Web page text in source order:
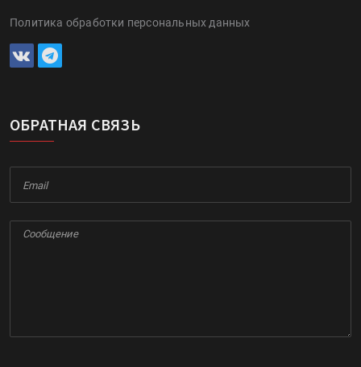
Политика обработки персональных данных
ОБРАТНАЯ СВЯЗЬ